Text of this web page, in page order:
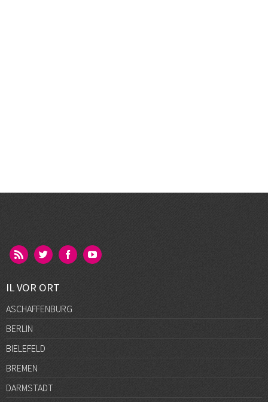
IL VOR ORT
ASCHAFFENBURG
BERLIN
BIELEFELD
BREMEN
DARMSTADT